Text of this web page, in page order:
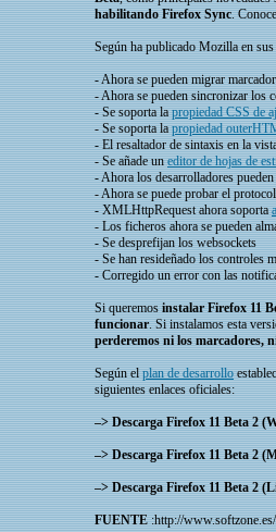
habilitando Firefox Sync.
Según ha publicado Mozilla en sus
- Ahora se pueden migrar
- Ahora se pueden sincronizar los
- Se soporta lapropiedad CSS de
- Se soporta lapropiedad
- El resaltador de sintaxis en la
- Se añade uneditor de hojas de
- Ahora los desarrolladores
- Ahora se puede probar el
- XMLHttpRequest ahora soporta
- Los ficheros ahora se pueden
- Se desprefijan los websockets
- Se han resideñado los controles
- Corregido un error con las
Si queremosinstalar Firefox 11
funcionar. Si instalamos esta
perderemos ni los marcadores,
Según elplan de desarrollo
siguientes enlaces oficiales:
–> Descarga Firefox 11 Beta 2
–> Descarga Firefox 11 Beta 2
–> Descarga Firefox 11 Beta 2
FUENTE:http://